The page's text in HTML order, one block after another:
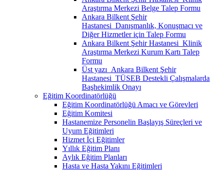
Araştırma Merkezi Belge Talep Formu
Ankara Bilkent Şehir
Hastanesi_Danışmanlık, Konuşmacı ve
Diğer Hizmetler için Talep Formu
Ankara Bilkent Şehir Hastanesi_Klinik
Araştırma Merkezi Kurum Kartı Talep
Formu
Üst yazı_Ankara Bilkent Şehir
Hastanesi_TÜSEB Destekli Çalışmalarda
Başhekimlik Onayı
Eğitim Koordinatörlüğü
Eğitim Koordinatörlüğü Amacı ve Görevleri
Eğitim Komitesi
Hastanemize Personelin Başlayış Süreçleri ve
Uyum Eğitimleri
Hizmet İçi Eğitimler
Yıllık Eğitim Planı
Aylık Eğitim Planları
Hasta ve Hasta Yakını Eğitimleri